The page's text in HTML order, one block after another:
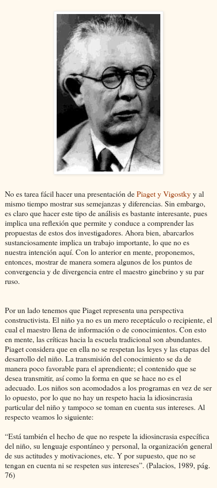
No es tarea fácil hacer una presentación dePiaget y Vigostkyy al
mismo tiempo mostrar sus semejanzas y diferencias. Sin embargo,
es claro que hacer este tipo de análisis es bastante interesante, pues
implica una reflexión que permite y conduce a comprender las
propuestas de estos dos investigadores. Ahora bien, abarcarlos
sustanciosamente implica un trabajo importante, lo que no es
nuestra intención aquí. Con lo anterior en mente, proponemos,
entonces, mostrar de manera somera algunos de los puntos de
convergencia y de divergencia entre el maestro ginebrino y su par
ruso.
Por un lado tenemos que Piaget representa una perspectiva
constructivista. El niño ya no es un mero receptáculo o recipiente, el
cual el maestro llena de información o de conocimientos. Con esto
en mente, las críticas hacia la escuela tradicional son abundantes.
Piaget considera que en ella no se respetan las leyes y las etapas del
desarrollo del niño. La transmisión del conocimiento se da de
manera poco favorable para el aprendiente; el contenido que se
desea transmitir, así como la forma en que se hace no es el
adecuado. Los niños son acomodados a los programas en vez de ser
lo opuesto, por lo que no hay un respeto hacia la idiosincrasia
particular del niño y tampoco se toman en cuenta sus intereses. Al
respecto veamos lo siguiente:
“Está también el hecho de que no respete la idiosincrasia específica
del niño, su lenguaje espontáneo y personal, la organización general
de sus actitudes y motivaciones, etc. Y por supuesto, que no se
tengan en cuenta ni se respeten sus intereses”. (Palacios, 1989, pág.
76)